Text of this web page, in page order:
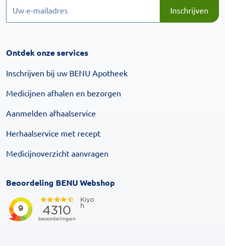
Inschrijven
Ontdek onze services
Inschrijven bij uw BENU Apotheek
Medicijnen afhalen en bezorgen
Aanmelden afhaalservice
Herhaalservice met recept
Medicijnoverzicht aanvragen
Beoordeling BENU Webshop